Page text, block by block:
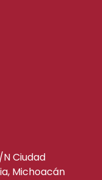
Ciudad
Michoacán